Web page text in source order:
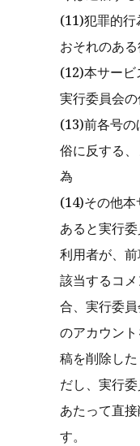
(11)犯罪的
おそれのあ
(12)本サー
実行委員会
(13)前各号の
俗に反する
為
(14)その他
あると実行
利用者が、
該当するコ
合、実行委
のアカウン
稿を削除し
だし、実行
あたって直
す。